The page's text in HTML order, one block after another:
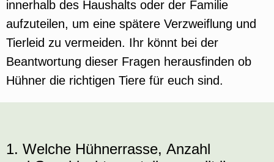
innerhalb des Haushalts oder der Familie
aufzuteilen, um eine spätere Verzweiflung und
Tierleid zu vermeiden. Ihr könnt bei der
Beantwortung dieser Fragen herausfinden ob
Hühner die richtigen Tiere für euch sind.
1. Welche Hühnerrasse, Anzahl